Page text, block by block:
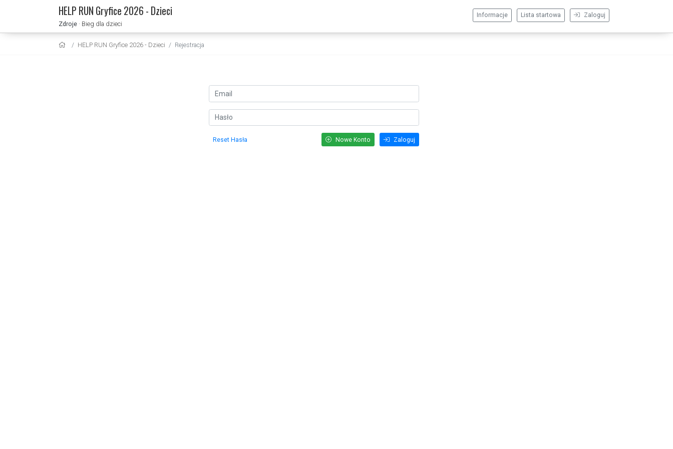
HELP RUN Gryfice 2026 - Dzieci
Zdroje · Bieg dla dzieci
Zaloguj
Lista startowa
Informacje
HELP RUN Gryfice 2026 - Dzieci Rejestracja
Zaloguj
Nowe Konto
Reset Hasła